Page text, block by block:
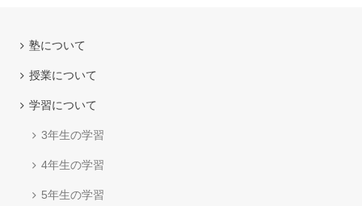
塾について
授業について
学習について
3年生の学習
4年生の学習
5年生の学習